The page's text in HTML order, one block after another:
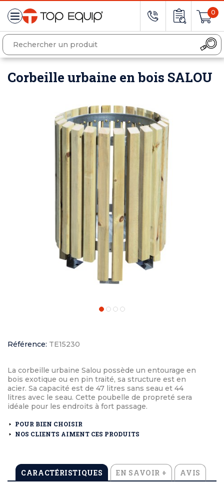
0
Corbeille urbaine en bois SALOU
Référence: TE15230
La corbeille urbaine Salou possède un entourage en
bois exotique ou en pin traité, sa structure est en
acier. Sa capacité est de 47 litres sans seau et 44
litres avec le seau. Cette poubelle de propreté sera
idéale pour les endroits à fort passage.
POUR BIEN CHOISIR
NOS CLIENTS AIMENT CES PRODUITS
CARACTÉRISTIQUES EN SAVOIR + AVIS